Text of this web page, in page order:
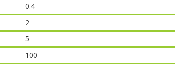
0.4
2
5
100